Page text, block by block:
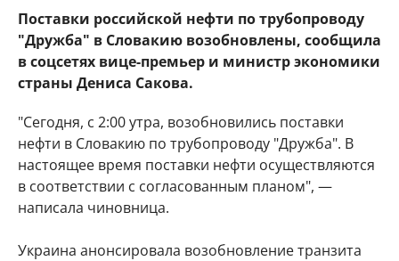
Поставки российской нефти по трубопроводу
"Дружба" в Словакию возобновлены, сообщила
в соцсетях вице-премьер и министр экономики
страны Дениса Сакова.
"Сегодня, с 2:00 утра, возобновились поставки
нефти в Словакию по трубопроводу "Дружба". В
настоящее время поставки нефти осуществляются
в соответствии с согласованным планом", —
написала чиновница.
Украина анонсировала возобновление транзита